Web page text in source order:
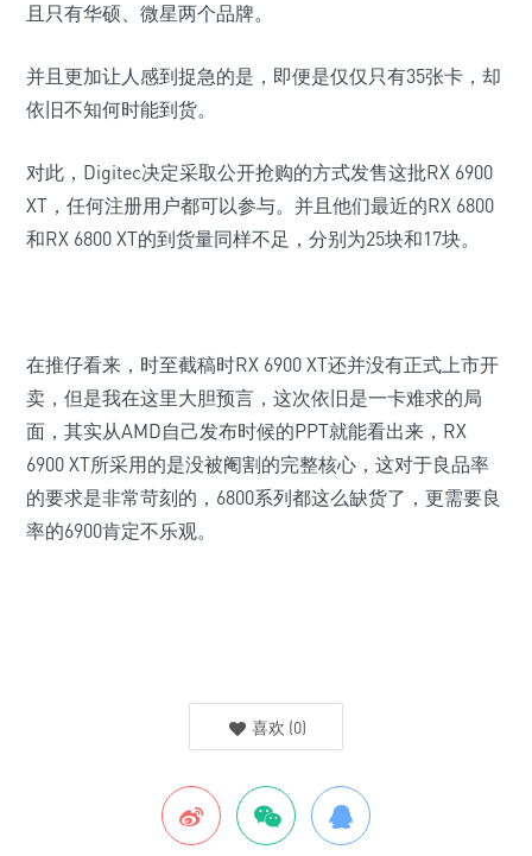
且只有华硕、微星两个品牌。
并且更加让人感到捉急的是，即便是仅仅只有35张卡，却
依旧不知何时能到货。
对此，Digitec决定采取公开抢购的方式发售这批RX 6900
XT，任何注册用户都可以参与。并且他们最近的RX 6800
和RX 6800 XT的到货量同样不足，分别为25块和17块。
在推仔看来，时至截稿时RX 6900 XT还并没有正式上市开
卖，但是我在这里大胆预言，这次依旧是一卡难求的局
面，其实从AMD自己发布时候的PPT就能看出来，RX
6900 XT所采用的是没被阉割的完整核心，这对于良品率
的要求是非常苛刻的，6800系列都这么缺货了，更需要良
率的6900肯定不乐观。
喜欢 (0)